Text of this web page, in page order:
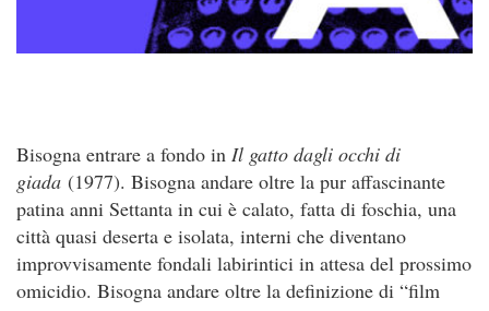
Bisogna entrare a fondo in Il gatto dagli occhi di
giada (1977). Bisogna andare oltre la pur affascinante
patina anni Settanta in cui è calato, fatta di foschia, una
città quasi deserta e isolata, interni che diventano
improvvisamente fondali labirintici in attesa del prossimo
omicidio. Bisogna andare oltre la definizione di “film